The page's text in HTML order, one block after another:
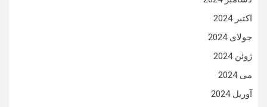
اکتبر 2024
جولای 2024
ژوئن 2024
می 2024
آوریل 2024